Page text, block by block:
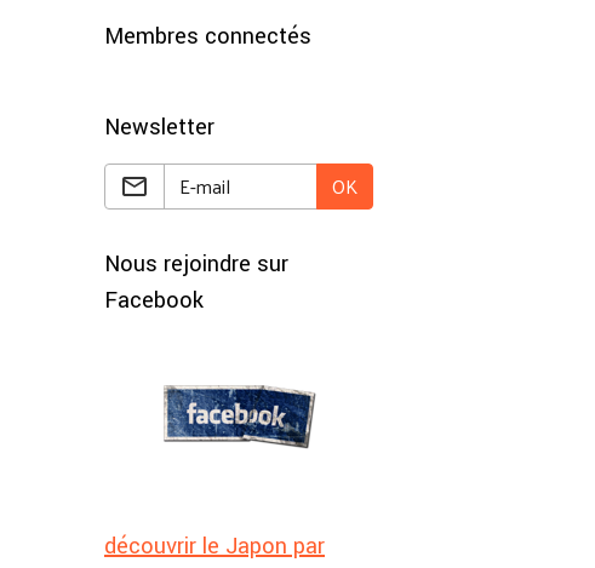
Membres connectés
Newsletter
OK
Nous rejoindre sur
Facebook
découvrir le Japon par